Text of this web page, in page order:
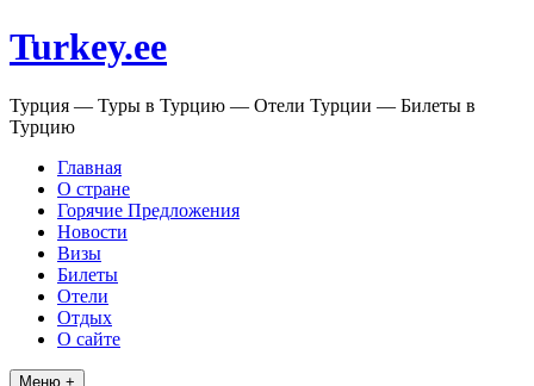
Перейти
к
Turkey.ee
Турция — Туры в Турцию — Отели Турции — Билеты в
Турцию
Главная
О стране
Горячие Предложения
Новости
Визы
Билеты
Отели
Отдых
О сайте
Меню +